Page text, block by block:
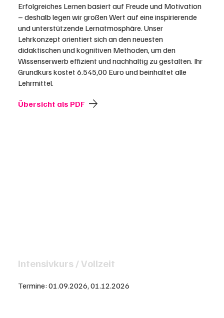
Erfolgreiches Lernen basiert auf Freude und Motivation
– deshalb legen wir großen Wert auf eine inspirierende
und unterstützende Lernatmosphäre. Unser
Lehrkonzept orientiert sich an den neuesten
didaktischen und kognitiven Methoden, um den
Wissenserwerb effizient und nachhaltig zu gestalten. Ihr
Grundkurs kostet 6.545,00 Euro und beinhaltet alle
Lehrmittel.
Übersicht als PDF
Intensivkurs / Vollzeit
Termine: 01.09.2026, 01.12.2026